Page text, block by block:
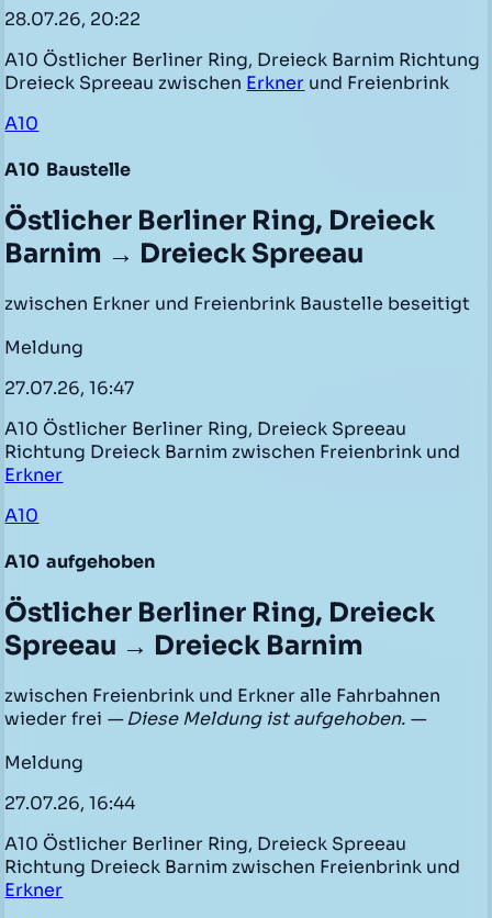
28.07.26, 20:22
A10 Östlicher Berliner Ring, Dreieck Barnim Richtung
Dreieck Spreeau zwischen Erkner und Freienbrink
A10
A10 Baustelle
Östlicher Berliner Ring, Dreieck
Barnim → Dreieck Spreeau
zwischen Erkner und Freienbrink Baustelle beseitigt
Meldung
27.07.26, 16:47
A10 Östlicher Berliner Ring, Dreieck Spreeau
Richtung Dreieck Barnim zwischen Freienbrink und
Erkner
A10
A10 aufgehoben
Östlicher Berliner Ring, Dreieck
Spreeau → Dreieck Barnim
zwischen Freienbrink und Erkner alle Fahrbahnen
wieder frei — Diese Meldung ist aufgehoben. —
Meldung
27.07.26, 16:44
A10 Östlicher Berliner Ring, Dreieck Spreeau
Richtung Dreieck Barnim zwischen Freienbrink und
Erkner